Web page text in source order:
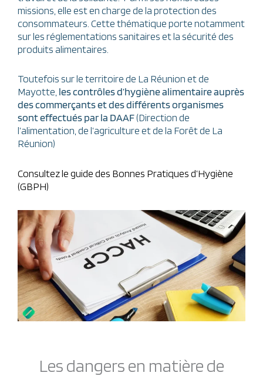
missions, elle est en charge de la protection des
consommateurs. Cette thématique porte notamment
sur les réglementations sanitaires et la sécurité des
produits alimentaires.
Toutefois sur le territoire de La Réunion et de
Mayotte,les contrôles d’hygiène alimentaireauprès
des commerçants et des différents organismes
sont effectués par la DAAF(Direction de
l’alimentation, de l’agriculture et de la Forêt de La
Réunion)
Consultez le guide des Bonnes Pratiques d’Hygiène
(GBPH)
Les dangers en matière de